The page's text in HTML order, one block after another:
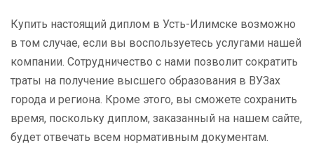
Купить настоящий диплом в Усть-Илимске возможно
в том случае, если вы воспользуетесь услугами нашей
компании. Сотрудничество с нами позволит сократить
траты на получение высшего образования в ВУЗах
города и региона. Кроме этого, вы сможете сохранить
время, поскольку диплом, заказанный на нашем сайте,
будет отвечать всем нормативным документам.